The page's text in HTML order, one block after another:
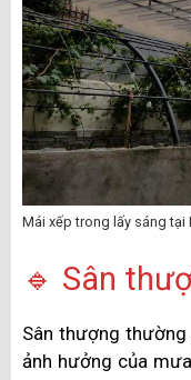
Mái xếp trong lấy sáng tại
🔹 Sân
Sân thượng thường
ảnh hưởng của